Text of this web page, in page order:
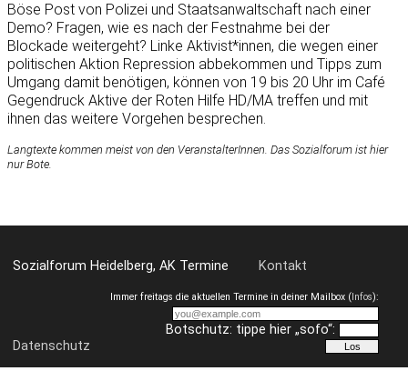
Böse Post von Polizei und Staatsanwaltschaft nach einer
Demo? Fragen, wie es nach der Festnahme bei der
Blockade weitergeht? Linke Aktivist*innen, die wegen einer
politischen Aktion Repression abbekommen und Tipps zum
Umgang damit benötigen, können von 19 bis 20 Uhr im Café
Gegendruck Aktive der Roten Hilfe HD/MA treffen und mit
ihnen das weitere Vorgehen besprechen.
Langtexte kommen meist von den VeranstalterInnen. Das Sozialforum ist hier
nur Bote.
Sozialforum Heidelberg, AK Termine Kontakt
Datenschutz
Immer freitags die aktuellen Termine in deiner Mailbox (Infos):
Botschutz: tippe hier „sofo“: